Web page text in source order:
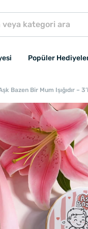
Popüler
Bazen Bir Mum Işığıdır –